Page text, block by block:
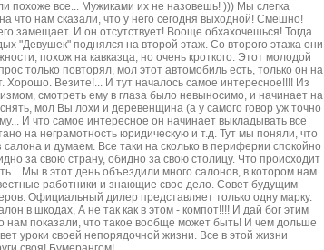
похоже все... Мужиками их не назовешь! ))) Мы слегка
что нам сказали, что у него сегодня выходной! Смешно!
замещает. И он отсутствует! Вооще обхахочешься! Тогда
"Девушек" поднялся на второй этаж. Со второго этажа они
похож на кавказца, но очень кроткого. Этот молодой
только повторял, мол этот автомобиль есть, только он на
Хорошо. Везите!... И тут началось самое интересное!!!! Из
смотреть ему в глаза было невыносимо, и начинает на
мол Вы лохи и деревенщина (а у самого говор уж точно
И что самое интересное он начинает выкладывать все
на неграмотность юридическую и т.д. Тут мы поняли, что
и думаем. Все таки на сколько в периферии спокойно
за свою страну, обидно за свою столицу. Что происходит
Мы в этот день объездили много салонов, в котором нам
работники и знающие свое дело. Совет будущим
Официальный дилер представляет только одну марку.
в шкодах, А не так как в этом - компот!!!! И дай бог этим
нам показали, что такое вообще может быть! И чем дольше
уроки своей непорядочной жизни. Все в этой жизни